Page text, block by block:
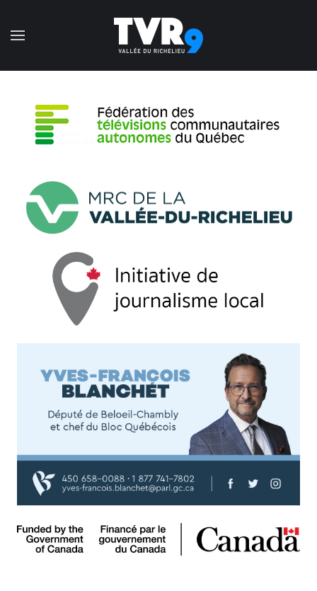
Accéder au contenu principal